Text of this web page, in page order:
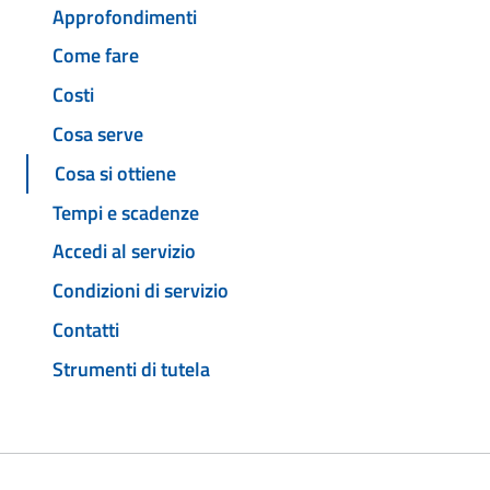
Approfondimenti
Come fare
Costi
Cosa serve
Cosa si ottiene
Tempi e scadenze
Accedi al servizio
Condizioni di servizio
Contatti
Strumenti di tutela